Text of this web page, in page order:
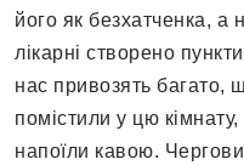
його як безхатченка, а
лікарні створено
нас привозять багато,
помістили у цю
напоїли кавою.